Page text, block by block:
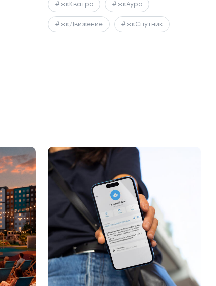
#жкКватро #жкАура
#жкДвижение #жкСпутник